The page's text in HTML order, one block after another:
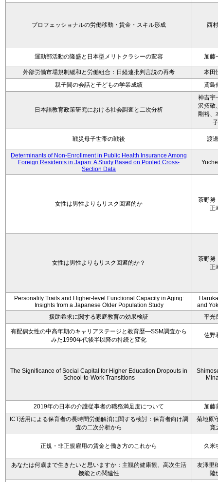
プロフェッショナルの労働移動・賃金・スキル形成 西
運動部活動の隆盛と日本型メリトクラシーの変容 加藤
外部労働市場規制緩和と労働組合：日経連批判言説の再考
本田
親子間の会話と子どもの学業成績
鳶島
日本語教育政策研究における社会調査と二次分析
神吉宇
沢拓敬
剛裕、
子
戦災母子世帯の戦後 渡
Determinants of Non-Enrollment in Public Health Insurance Among
Foreign Residents in Japan: A Study Based on Pooled Cross-
Section Data
女性は男性よりもリスク回避的か
茶野努
正
女性は男性よりもリスク回避的か？
茶野努
正
Personality Traits and Higher-level Functional Capacity in Aging:
Insights from a Japanese Older Population Study
and
援助希求に関する家庭教育の効果検証
平光
有配偶女性の中高年期のキャリアステージと教育歴―SSM調査から
みた1990年代後半以降の持続と変化
佐野
The Significance of Social Capital for Higher Education Dropouts in
School-to-Work Transitions
2019年の日本の介護従事者の職務満足度について
加藤
ICT活用による保育者の長時間労働解消に関する検討：保育者向け調
査の二次分析から
菊地原
寛
正規・非正規雇用の賃金と働き方のこれから 久米
あなたは何歳まで生きたいと思いますか：主観的健康観、高次生活
機能との関連性
友澤里
陸